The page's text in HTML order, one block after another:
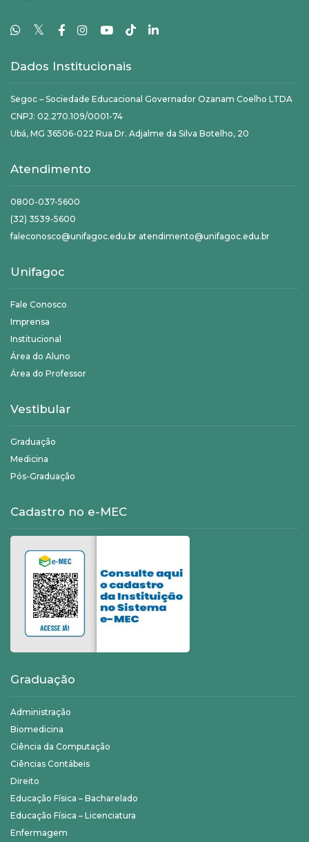
𝕏
Dados Institucionais
Segoc – Sociedade Educacional Governador Ozanam Coelho LTDA
CNPJ: 02.270.109/0001-74
Ubá, MG 36506-022 Rua Dr. Adjalme da Silva Botelho, 20
Atendimento
0800-037-5600
(32) 3539-5600
faleconosco@unifagoc.edu.br atendimento@unifagoc.edu.br
Unifagoc
Fale Conosco
Imprensa
Institucional
Área do Aluno
Área do Professor
Vestibular
Graduação
Medicina
Pós-Graduação
Cadastro no e-MEC
Graduação
Administração
Biomedicina
Ciência da Computação
Ciências Contábeis
Direito
Educação Física – Bacharelado
Educação Física – Licenciatura
Enfermagem